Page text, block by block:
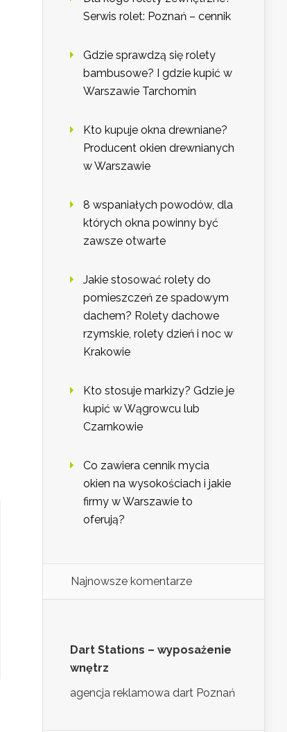
Serwis rolet: Poznań – cennik
Gdzie sprawdzą się rolety
bambusowe? I gdzie kupić w
Warszawie Tarchomin
Kto kupuje okna drewniane?
Producent okien drewnianych
w Warszawie
8 wspaniałych powodów, dla
których okna powinny być
zawsze otwarte
Jakie stosować rolety do
pomieszczeń ze spadowym
dachem? Rolety dachowe
rzymskie, rolety dzień i noc w
Krakowie
Kto stosuje markizy? Gdzie je
kupić w Wągrowcu lub
Czarnkowie
Co zawiera cennik mycia
okien na wysokościach i jakie
firmy w Warszawie to
oferują?
Najnowsze komentarze
Dart Stations – wyposażenie
wnętrz
agencja reklamowa dart Poznań